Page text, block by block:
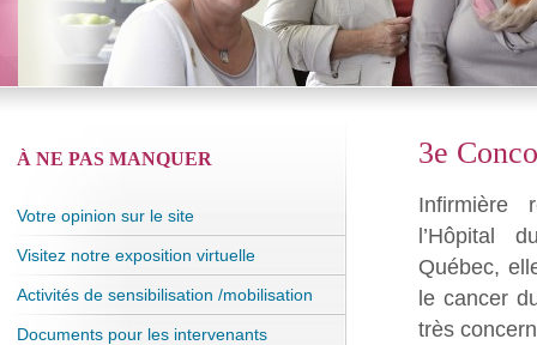
3e
Infirmière
l’Hôpital
Québec,
le cancer
très
À NE PAS MANQUER
Votre opinion sur le site
Visitez notre exposition virtuelle
Activités de sensibilisation /mobilisation
Documents pour les intervenants